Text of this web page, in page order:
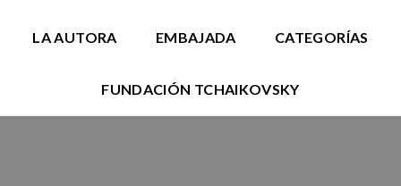
LA AUTORA EMBAJADA CATEGORÍAS
FUNDACIÓN TCHAIKOVSKY